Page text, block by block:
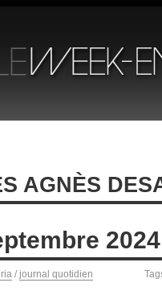
AGNÈS
2024
/ journal quotidien